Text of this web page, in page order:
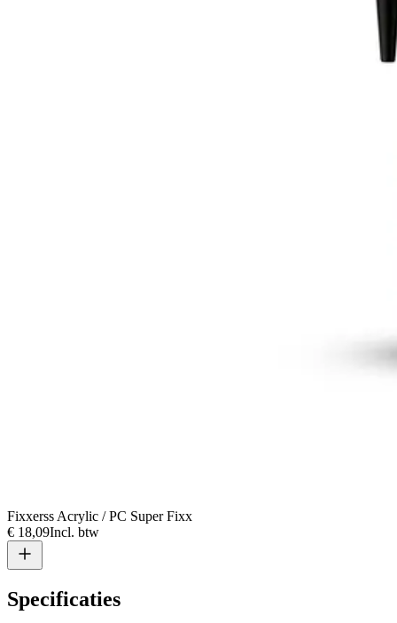
Fixxerss Acrylic / PC Super Fixx
€ 18,09Incl. btw
Specificaties